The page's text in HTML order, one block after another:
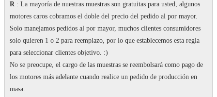
R: La mayoría de nuestras muestras son gratuitas para usted, algunos
motores caros cobramos el doble del precio del pedido al por mayor.
Solo manejamos pedidos al por mayor, muchos clientes consumidores
solo quieren 1 o 2 para reemplazo, por lo que establecemos esta regla
para seleccionar clientes objetivo. :)
No se preocupe, el cargo de las muestras se reembolsará como pago de
los motores más adelante cuando realice un pedido de producción en
masa.